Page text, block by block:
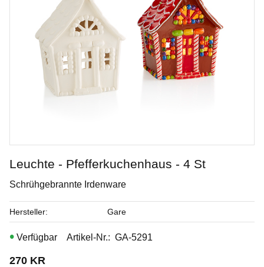
Penselglasyr för stengods
Leuchte - Pfefferkuchenhaus - 4 St
Schrühgebrannte Irdenware
270 KR
Artikel-Nr. GA-5291
Hersteller Gare